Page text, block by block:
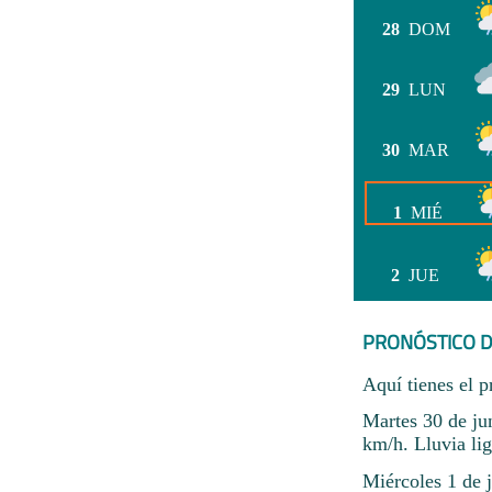
28 DOM
29 LUN
30 MAR
1 MIÉ
2 JUE
PRONÓSTICO
Aquí tienes el
Martes 30 de
km/h. Lluvia
Miércoles 1 de